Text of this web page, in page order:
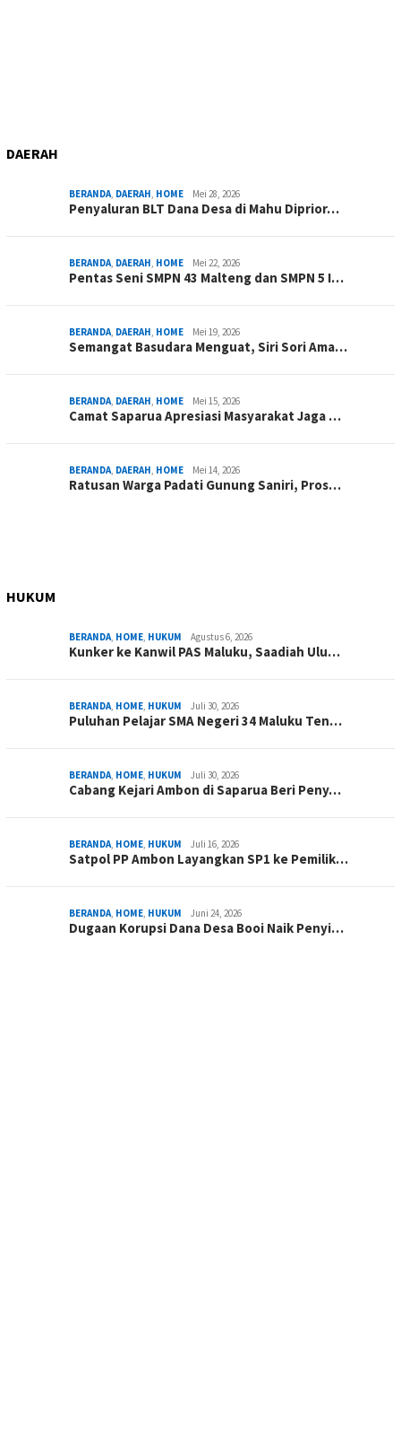
DAERAH
BERANDA DAERAH HOME Mei 28, 2026
Penyaluran BLT Dana Desa di Mahu Diprior…
BERANDA DAERAH HOME Mei 22, 2026
Pentas Seni SMPN 43 Malteng dan SMPN 5 I…
BERANDA DAERAH HOME Mei 19, 2026
Semangat Basudara Menguat, Siri Sori Ama…
BERANDA DAERAH HOME Mei 15, 2026
Camat Saparua Apresiasi Masyarakat Jaga …
BERANDA DAERAH HOME Mei 14, 2026
Ratusan Warga Padati Gunung Saniri, Pros…
HUKUM
BERANDA HOME HUKUM Agustus 6, 2026
Kunker ke Kanwil PAS Maluku, Saadiah Ulu…
BERANDA HOME HUKUM Juli 30, 2026
Puluhan Pelajar SMA Negeri 34 Maluku Ten…
BERANDA HOME HUKUM Juli 30, 2026
Cabang Kejari Ambon di Saparua Beri Peny…
BERANDA HOME HUKUM Juli 16, 2026
Satpol PP Ambon Layangkan SP1 ke Pemilik…
BERANDA HOME HUKUM Juni 24, 2026
Dugaan Korupsi Dana Desa Booi Naik Penyi…